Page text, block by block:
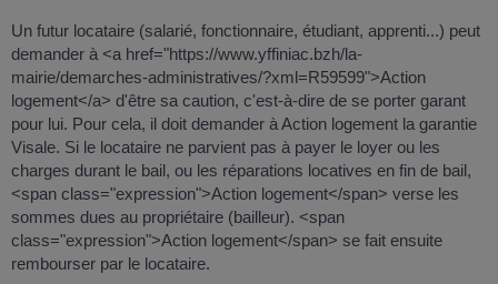
Un futur locataire (salarié, fonctionnaire, étudiant, apprenti...) peut
demander à <a href="https://www.yffiniac.bzh/la-
mairie/demarches-administratives/?xml=R59599">Action
logement</a> d'être sa caution, c'est-à-dire de se porter garant
pour lui. Pour cela, il doit demander à Action logement la garantie
Visale. Si le locataire ne parvient pas à payer le loyer ou les
charges durant le bail, ou les réparations locatives en fin de bail,
<span class="expression">Action logement</span> verse les
sommes dues au propriétaire (bailleur). <span
class="expression">Action logement</span> se fait ensuite
rembourser par le locataire.